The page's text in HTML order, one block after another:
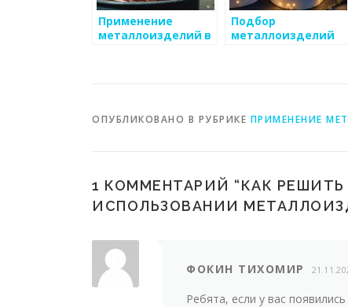
Применение
металлоизделий в
Подбор
металлоизделий
ОПУБЛИКОВАНО В РУБРИКЕ ПРИМЕНЕНИЕ
1 КОММЕНТАРИЙ “КАК
ИСПОЛЬЗОВАНИИ
ФОКИН ТИХОМИР
Ребята, если у вас